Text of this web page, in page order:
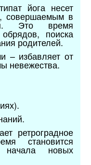
йога несет
совершаемым в
Это время
поиска
родителей.
– избавляет от
невежества.
ретроградное
становится
начала новых